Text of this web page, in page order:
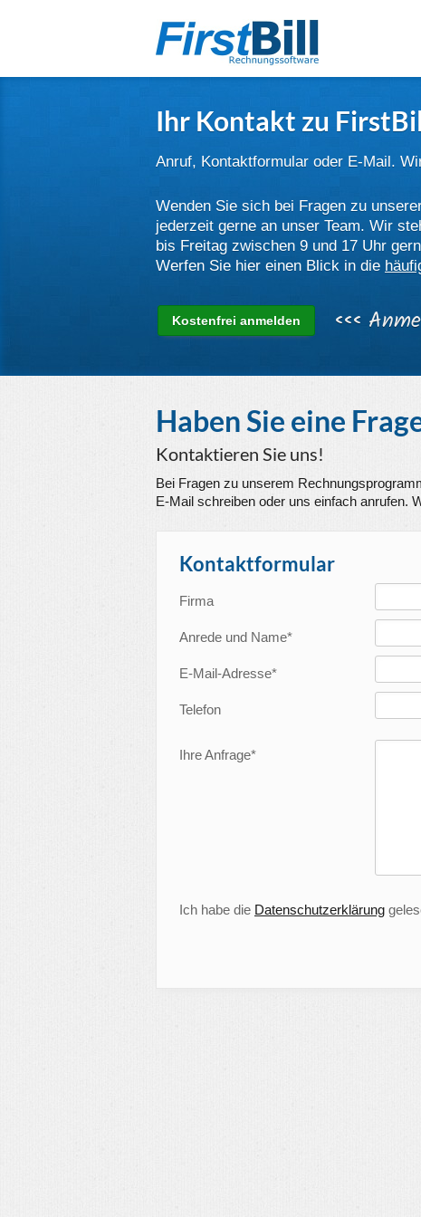
Haben Sie eine
Kontaktieren Sie uns!
Bei Fragen zu unserem
E-Mail schreiben oder uns einfach anrufen.
Kontaktformular
Firma
Anrede und Name*
E-Mail-Adresse*
Telefon
Ihre Anfrage*
Ich habe die Datenschutzerklärung
Ihr Kontakt zu
Anruf, Kontaktformular oder E-Mail.
Wenden Sie sich bei Fragen zu
jederzeit gerne an unser Team. Wir
bis Freitag zwischen 9 und 17 Uhr
Werfen Sie hier einen Blick in die
Kostenfrei anmelden ‹‹‹